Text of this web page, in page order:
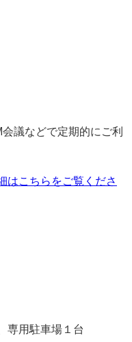
議などで定期的にご利
はこちらをご覧くださ
専用駐車場１台